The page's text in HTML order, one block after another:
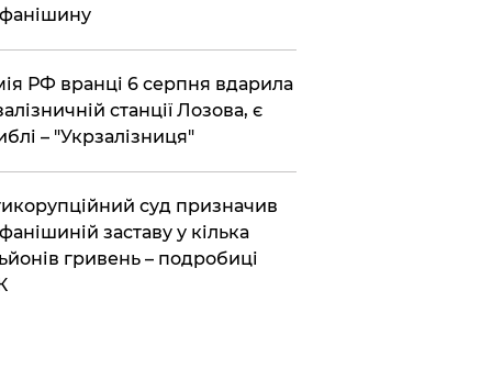
РФ вранці 6 серпня вдарила
станції Лозова, є
– "Укрзалізниця"
суд призначив
заставу у кілька
гривень – подробиці